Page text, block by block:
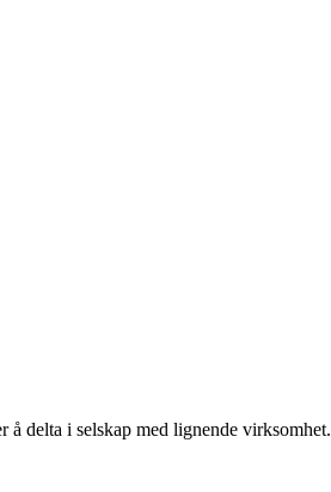
å delta i selskap med lignende virksomhet.